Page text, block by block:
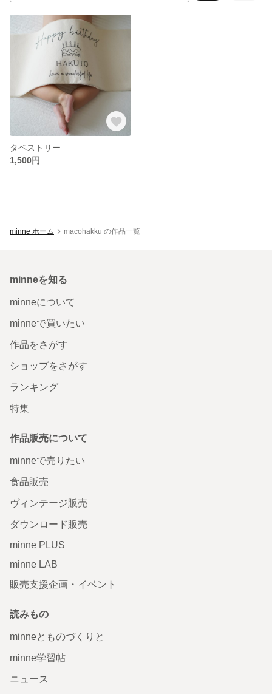
タペストリー
1,500円
minne ホーム macohakku の作品一覧
minneを知る
minneについて
minneで買いたい
作品をさがす
ショップをさがす
ランキング
特集
作品販売について
minneで売りたい
食品販売
ヴィンテージ販売
ダウンロード販売
minne PLUS
minne LAB
販売支援企画・イベント
読みもの
minneとものづくりと
minne学習帖
ニュース